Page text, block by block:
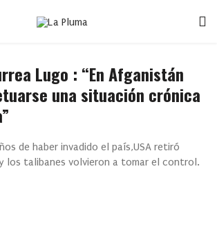
Lugo : “En Afganistán
una situación crónica
de haber invadido el país,USA retiró
los talibanes volvieron a tomar el control.